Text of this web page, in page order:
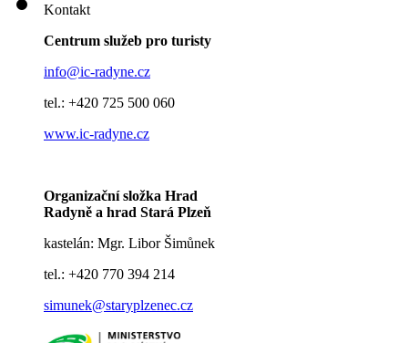
Kontakt
Centrum služeb pro turisty
info@ic-radyne.cz
tel.: +420 725 500 060
www.ic-radyne.cz
Organizační složka Hrad
Radyně a hrad Stará Plzeň
kastelán: Mgr. Libor Šimůnek
tel.: +420 770 394 214
simunek@staryplzenec.cz